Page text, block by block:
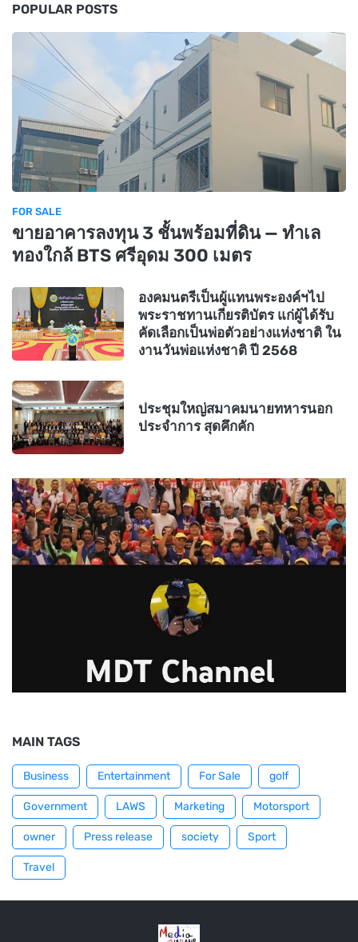
POPULAR POSTS
FOR SALE
ขายอาคารลงทุน 3 ชั้นพร้อมที่ดิน — ทำเล
ทองใกล้ BTS ศรีอุดม 300 เมตร
องคมนตรีเป็นผู้แทนพระองค์ฯไป
พระราชทานเกียรติบัตร แก่ผู้ได้รับ
คัดเลือกเป็นพ่อตัวอย่างแห่งชาติ ใน
งานวันพ่อแห่งชาติ ปี 2568
ประชุมใหญ่สมาคมนายทหารนอก
ประจำการ สุดคึกคัก
MAIN TAGS
Business Entertainment For Sale golf
Government LAWS Marketing Motorsport
owner Press release society Sport
Travel